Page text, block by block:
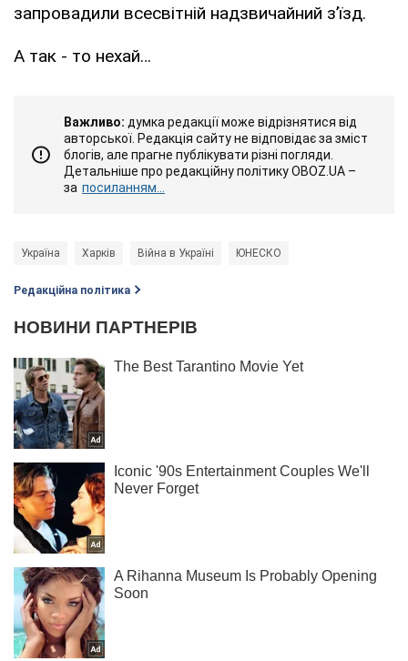
запровадили всесвітній надзвичайний з’їзд.
А так - то нехай…
Важливо: думка редакції може відрізнятися від
авторської. Редакція сайту не відповідає за зміст
блогів, але прагне публікувати різні погляди.
Детальніше про редакційну політику OBOZ.UA –
за посиланням...
Україна Харків Війна в Україні ЮНЕСКО
Редакційна політика